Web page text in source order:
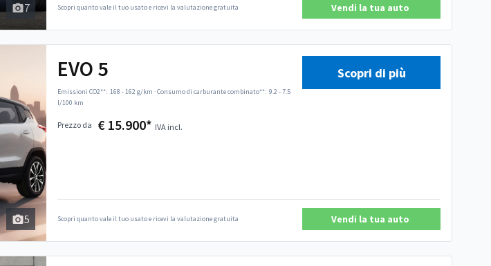
7 Scopri quanto vale il tuo usato e ricevi la valutazione gratuita Vendi la tua auto
5
EVO 5
Emissioni CO2**: 168 - 162 g/km ·Consumo di carburante combinato**: 9.2 - 7.5
l/100 km
Prezzo da € 15.900* IVA incl.
Scopri di più
Scopri quanto vale il tuo usato e ricevi la valutazione gratuita Vendi la tua auto